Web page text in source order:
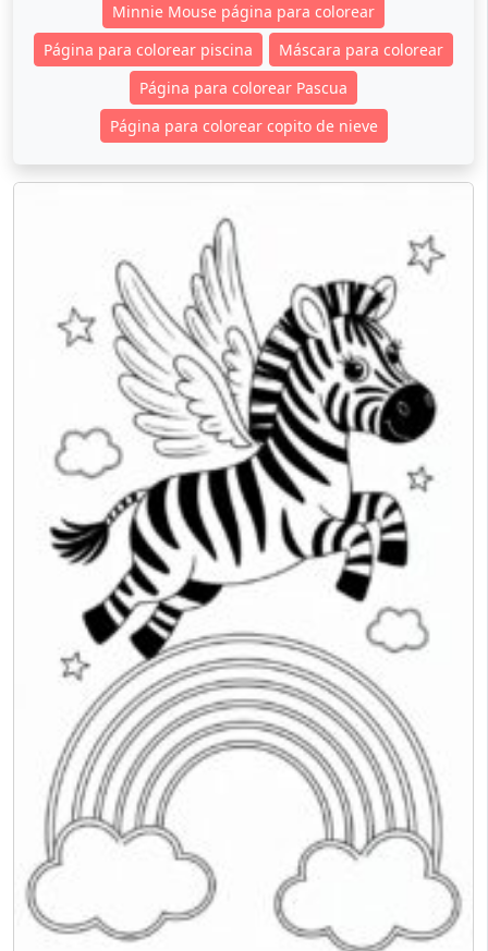
Minnie Mouse página para colorear
Página para colorear piscina
Máscara para colorear
Página para colorear Pascua
Página para colorear copito de nieve